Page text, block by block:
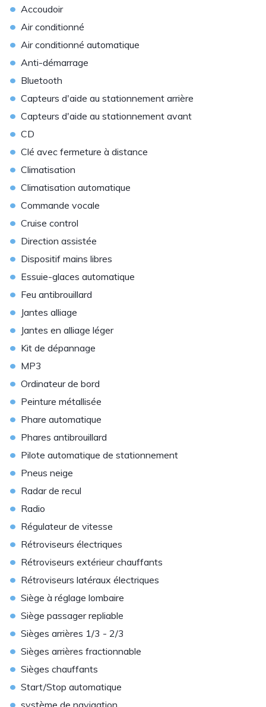
• Accoudoir
• Air conditionné
• Air conditionné automatique
• Anti-démarrage
• Bluetooth
• Capteurs d'aide au stationnement arrière
• Capteurs d'aide au stationnement avant
• CD
• Clé avec fermeture à distance
• Climatisation
• Climatisation automatique
• Commande vocale
• Cruise control
• Direction assistée
• Dispositif mains libres
• Essuie-glaces automatique
• Feu antibrouillard
• Jantes alliage
• Jantes en alliage léger
• Kit de dépannage
• MP3
• Ordinateur de bord
• Peinture métallisée
• Phare automatique
• Phares antibrouillard
• Pilote automatique de stationnement
• Pneus neige
• Radar de recul
• Radio
• Régulateur de vitesse
• Rétroviseurs électriques
• Rétroviseurs extérieur chauffants
• Rétroviseurs latéraux électriques
• Siège à réglage lombaire
• Siège passager repliable
• Sièges arrières 1/3 - 2/3
• Sièges arrières fractionnable
• Sièges chauffants
• Start/Stop automatique
• système de navigation